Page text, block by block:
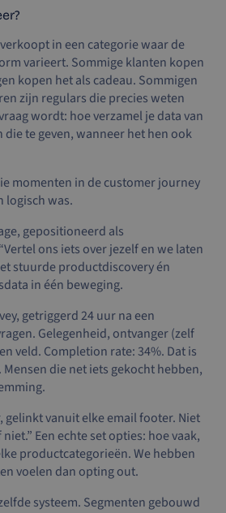
in een categorie waar de
varieert. Sommige klanten kopen
kopen het als cadeau. Sommigen
zijn regulars die precies weten
wordt: hoe verzamel je data van
te geven, wanneer het hen ook
momenten in de customer journey
logisch was.
gepositioneerd als
ons iets over jezelf en we laten
stuurde productdiscovery én
in één beweging.
getriggerd 24 uur na een
Gelegenheid, ontvanger (zelf
veld. Completion rate: 34%. Dat is
die net iets gekocht hebben,
gelinkt vanuit elke email footer. Niet
Een echte set opties: hoe vaak,
productcategorieën. We hebben
voelen dan opting out.
systeem. Segmenten gebouwd